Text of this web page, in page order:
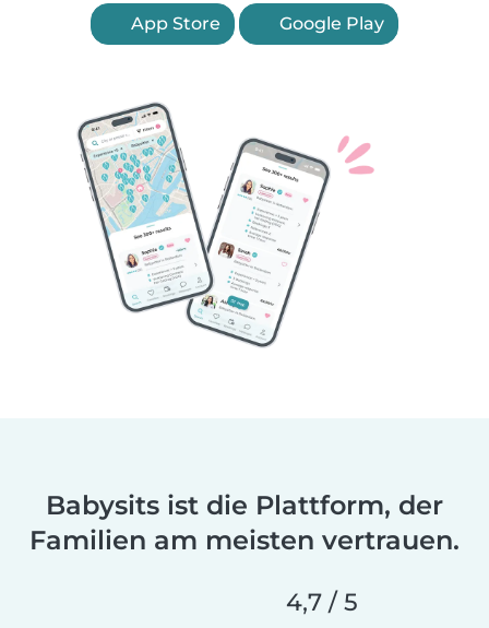
App Store Google Play
Babysits ist die Plattform, der
Familien am meisten vertrauen.
4,7 / 5